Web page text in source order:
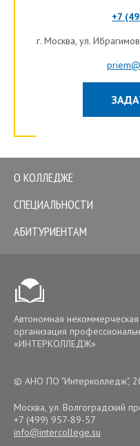
+7
г. Москва, ул.
О КОЛЛЕДЖЕ
СПЕЦИАЛЬНОСТИ
АБИТУРИЕНТАМ
Автономная некоммерческая
организация
«ИНТЕРКОЛЛЕДЖ»
© АНО ПО "Интерколледж",
Москва, ул. Волгоградский
+7 (499) 957-89-57
info@intercollege.su